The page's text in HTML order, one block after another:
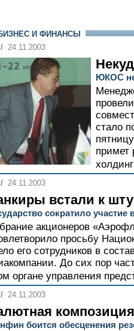
И ФИНАНСЫ
24.11.2003
ЮКОС не
стало
примет
24.11.2003
встали к
сократило
акционеров
просьбу
его сотрудников в
До сих пор
органе управления
24.11.2003
композиция
боится обесценения